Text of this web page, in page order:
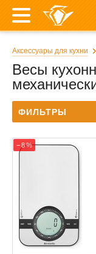
Аксессуары для кухни
Весы
ФИЛЬТРЫ
− 8 %